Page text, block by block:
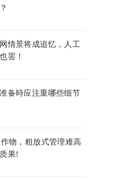
情景将成追忆，人工
罢！
备時应注重哪些细节
物，粗放式管理难高
果!